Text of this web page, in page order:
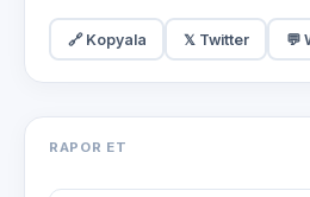
🔗 Kopyala 𝕏 Twitter 💬
RAPOR ET